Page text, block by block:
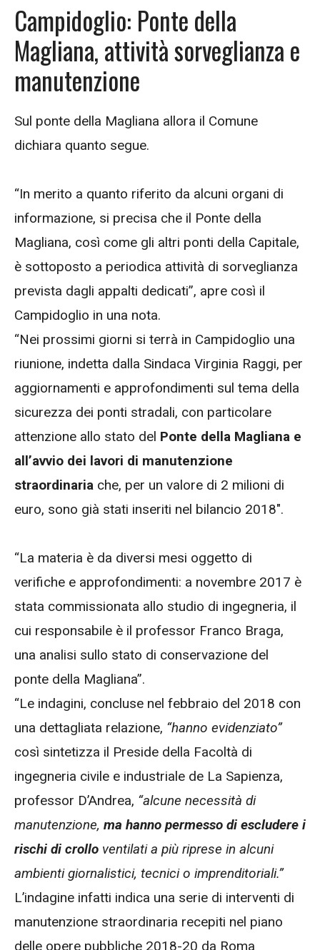
Campidoglio: Ponte della
Magliana, attività sorveglianza e
manutenzione
Sul ponte della Magliana allora il Comune
dichiara quanto segue.
“In merito a quanto riferito da alcuni organi di
informazione, si precisa che il Ponte della
Magliana, così come gli altri ponti della Capitale,
è sottoposto a periodica attività di sorveglianza
prevista dagli appalti dedicati”, apre così il
Campidoglio in una nota.
“Nei prossimi giorni si terrà in Campidoglio una
riunione, indetta dalla Sindaca Virginia Raggi, per
aggiornamenti e approfondimenti sul tema della
sicurezza dei ponti stradali, con particolare
attenzione allo stato del Ponte della Magliana e
all’avvio dei lavori di manutenzione
straordinaria che, per un valore di 2 milioni di
euro, sono già stati inseriti nel bilancio 2018″.
“La materia è da diversi mesi oggetto di
verifiche e approfondimenti: a novembre 2017 è
stata commissionata allo studio di ingegneria, il
cui responsabile è il professor Franco Braga,
una analisi sullo stato di conservazione del
ponte della Magliana”.
“Le indagini, concluse nel febbraio del 2018 con
una dettagliata relazione, “hanno evidenziato”
così sintetizza il Preside della Facoltà di
ingegneria civile e industriale de La Sapienza,
professor D’Andrea, “alcune necessità di
manutenzione, ma hanno permesso di escludere i
rischi di crollo ventilati a più riprese in alcuni
ambienti giornalistici, tecnici o imprenditoriali.”
L’indagine infatti indica una serie di interventi di
manutenzione straordinaria recepiti nel piano
delle opere pubbliche 2018-20 da Roma